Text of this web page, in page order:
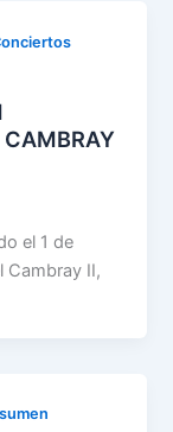
CAMBRAY
el 1 de
Cambray II,